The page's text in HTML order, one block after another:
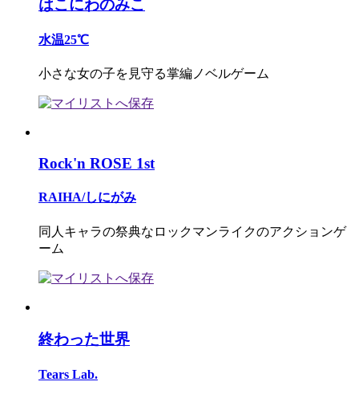
はこにわのみこ
水温25℃
小さな女の子を見守る掌編ノベルゲーム
Rock'n ROSE 1st
RAIHA/しにがみ
同人キャラの祭典なロックマンライクのアクションゲ
ーム
終わった世界
Tears Lab.